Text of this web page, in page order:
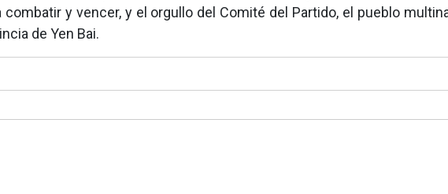
y vencer, y el orgullo del Comité del Partido, el pueblo
de Yen Bai.